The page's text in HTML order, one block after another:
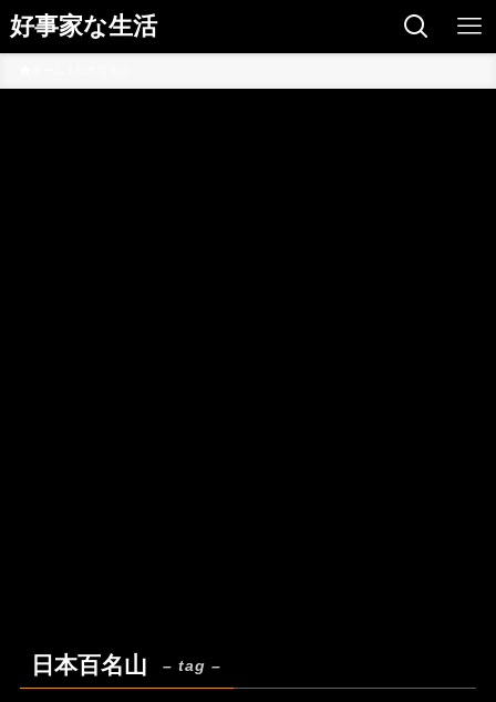
好事家な生活
日本百名山 – tag –